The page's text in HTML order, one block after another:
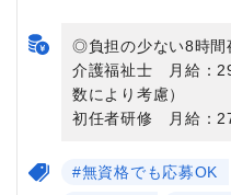
◎負担の少ない8時
介護福祉士 月給：
数により考慮）
初任者研修 月給：
#無資格でも応募OK